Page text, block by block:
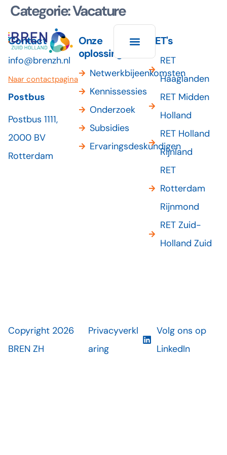
Categorie:Vacature
Contact
info@brenzh.nl
Naar contactpagina
Postbus
Postbus 1111,
2000 BV
Rotterdam
Onze
oplossingen
Netwerkbijeenkomsten
Kennissessies
Onderzoek
Subsidies
Ervaringsdeskundigen
RET's
RET
Haaglanden
RET Midden
Holland
RET Holland
Rijnland
RET
Rotterdam
Rijnmond
RET Zuid-
Holland Zuid
Copyright 2026
BREN ZH
Privacyverkl
aring
Volg ons op
LinkedIn